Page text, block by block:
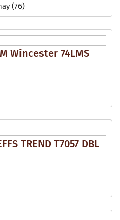
(76)
Wincester 74LMS
TREND T7057 DBL